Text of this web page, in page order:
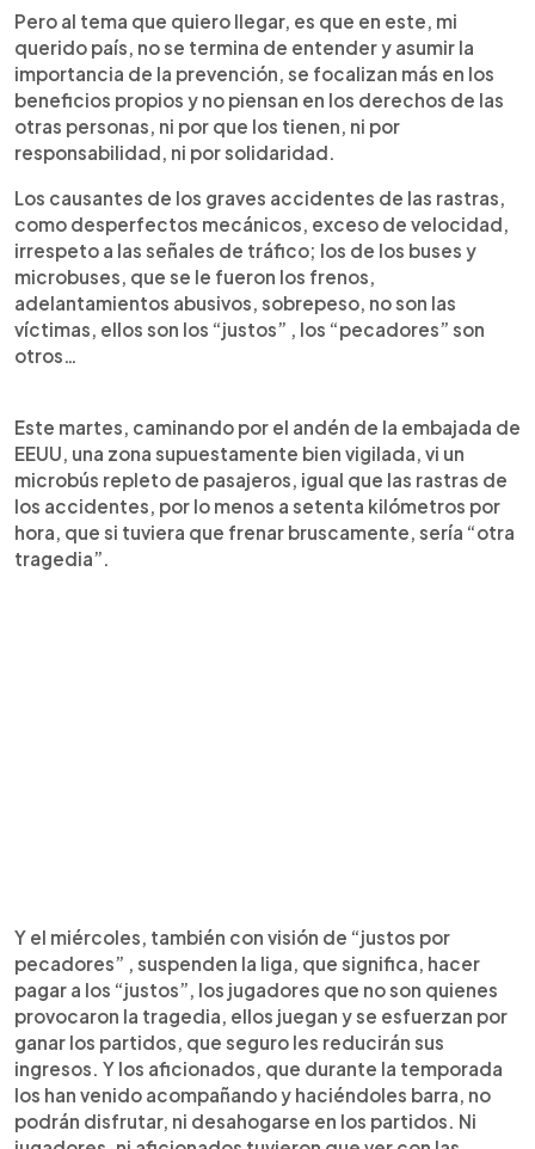
Pero al tema que quiero llegar, es que en este, mi
querido país, no se termina de entender y asumir la
importancia de la prevención, se focalizan más en los
beneficios propios y no piensan en los derechos de las
otras personas, ni por que los tienen, ni por
responsabilidad, ni por solidaridad.
Los causantes de los graves accidentes de las rastras,
como desperfectos mecánicos, exceso de velocidad,
irrespeto a las señales de tráfico; los de los buses y
microbuses, que se le fueron los frenos,
adelantamientos abusivos, sobrepeso, no son las
víctimas, ellos son los “justos” , los “pecadores” son
otros…
Este martes, caminando por el andén de la embajada de
EEUU, una zona supuestamente bien vigilada, vi un
microbús repleto de pasajeros, igual que las rastras de
los accidentes, por lo menos a setenta kilómetros por
hora, que si tuviera que frenar bruscamente, sería “otra
tragedia”.
Y el miércoles, también con visión de “justos por
pecadores” , suspenden la liga, que significa, hacer
pagar a los “justos”, los jugadores que no son quienes
provocaron la tragedia, ellos juegan y se esfuerzan por
ganar los partidos, que seguro les reducirán sus
ingresos. Y los aficionados, que durante la temporada
los han venido acompañando y haciéndoles barra, no
podrán disfrutar, ni desahogarse en los partidos. Ni